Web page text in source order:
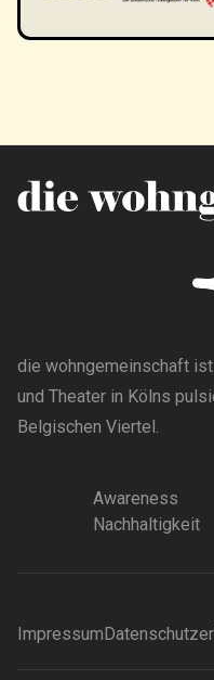
die wohngemeinschaft
und Theater in Kölns
Belgischen Viertel.
Awareness
Nachhaltigkeit
Impressum